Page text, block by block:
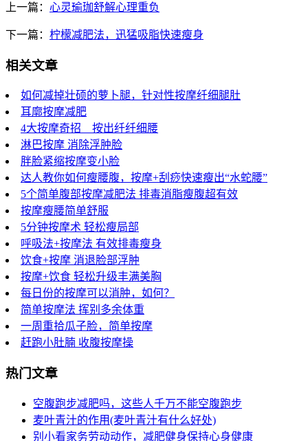
上一篇： 心灵瑜珈舒解心理重负
下一篇： 柠檬减肥法，迅猛吸脂快速瘦身
相关文章
如何减掉壮硕的萝卜腿，针对性按摩纤细腿肚
耳廓按摩减肥
4大按摩奇招 按出纤纤细腰
淋巴按摩 消除浮肿脸
胖脸紧缩按摩变小脸
达人教你如何瘦腰腹，按摩+刮痧快速瘦出“水蛇腰”
5个简单腹部按摩减肥法 排毒消脂瘦腹超有效
按摩瘦腰简单舒服
5分钟按摩术 轻松瘦局部
呼吸法+按摩法 有效排毒瘦身
饮食+按摩 消退脸部浮肿
按摩+饮食 轻松升级丰满美胸
每日份的按摩可以消肿，如何？
简单按摩法 挥别多余体重
一周重拾瓜子脸，简单按摩
赶跑小肚腩 收腹按摩操
热门文章
空腹跑步减肥吗，这些人千万不能空腹跑步
麦叶青汁的作用(麦叶青汁有什么好处)
别小看家务劳动动作，减肥健身保持心身健康